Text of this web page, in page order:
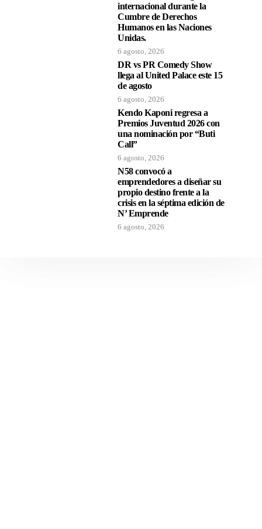
internacional durante la
Cumbre de Derechos
Humanos en las Naciones
Unidas.
6 agosto, 2026
DR vs PR Comedy Show
llega al United Palace este 15
de agosto
6 agosto, 2026
Kendo Kaponi regresa a
Premios Juventud 2026 con
una nominación por “Buti
Call”
6 agosto, 2026
N58 convocó a
emprendedores a diseñar su
propio destino frente a la
crisis en la séptima edición de
N’ Emprende
6 agosto, 2026